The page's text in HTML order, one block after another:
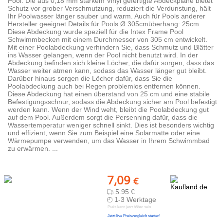
Schutz vor grober Verschmutzung, reduziert die Verdunstung, hält
Ihr Poolwasser länger sauber und warm. Auch für Pools anderer
Hersteller geeignet.Details:für Pools Ø 305cmüberhang: 25cm
Diese Abdeckung wurde speziell für die Intex Frame Pool
Schwimmbecken mit einem Durchmesser von 305 cm entwickelt.
Mit einer Poolabdeckung verhindern Sie, dass Schmutz und Blätter
ins Wasser gelangen, wenn der Pool nicht benutzt wird. In der
Abdeckung befinden sich kleine Löcher, die dafür sorgen, dass das
Wasser weiter atmen kann, sodass das Wasser länger gut bleibt.
Darüber hinaus sorgen die Löcher dafür, dass Sie die
Poolabdeckung auch bei Regen problemlos entfernen können.
Diese Abdeckung hat einen überstand von 25 cm und eine stabile
Befestigungsschnur, sodass die Abdeckung sicher am Pool befestigt
werden kann. Wenn der Wind weht, bleibt die Poolabdeckung gut
auf dem Pool. Außerdem sorgt die Persenning dafür, dass die
Wassertemperatur weniger schnell sinkt. Dies ist besonders wichtig
und effizient, wenn Sie zum Beispiel eine Solarmatte oder eine
Wärmepumpe verwenden, um das Wasser in Ihrem Schwimmbad
zu erwärmen. ...
7,09 €
5.95 €
1-3 Werktage
Preis kann jetzt höher sein
Jetzt live Preisvergleich starten!